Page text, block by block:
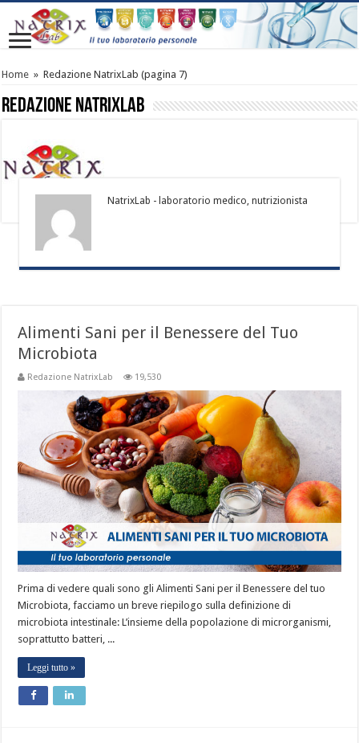
Home » Redazione NatrixLab (pagina 7)
Redazione NatrixLab
NatrixLab - laboratorio medico, nutrizionista
Alimenti Sani per il Benessere del Tuo
Microbiota
Redazione NatrixLab 19,530
Prima di vedere quali sono gli Alimenti Sani per il Benessere del tuo
Microbiota, facciamo un breve riepilogo sulla definizione di
microbiota intestinale: L’insieme della popolazione di microrganismi,
soprattutto batteri, ...
Leggi tutto »